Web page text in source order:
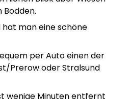
Bodden.
hat man eine schöne
per Auto einen der
Prerow oder Stralsund
wenige Minuten entfernt